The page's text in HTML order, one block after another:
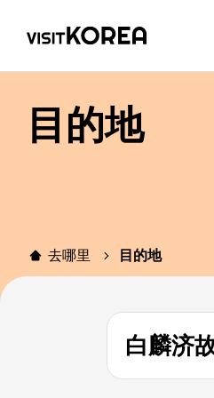
目的地
去哪里 目的地
白麟济